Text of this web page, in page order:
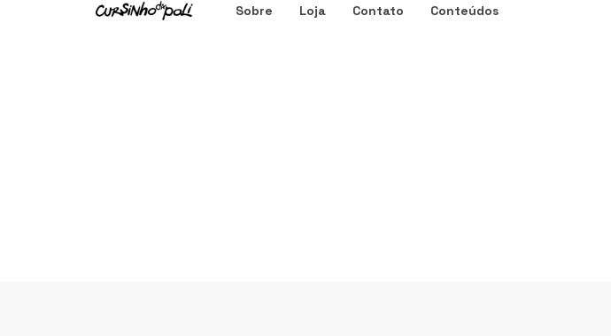
Sobre Loja Contato Conteúdos